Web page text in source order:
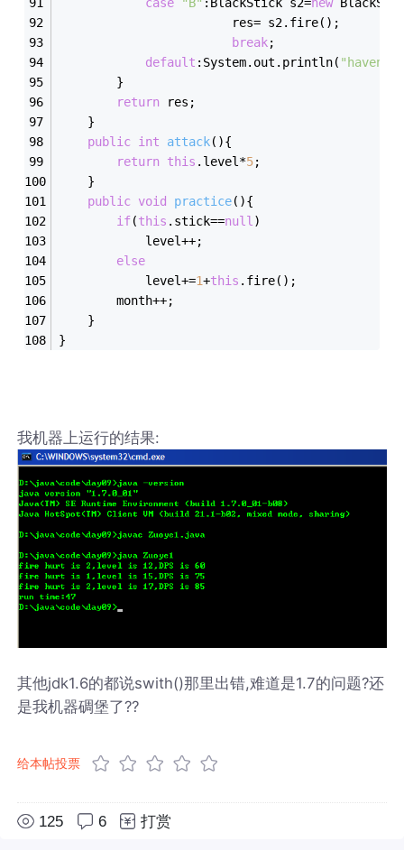
						res= s2.fire();
break;
default :System.out.println(
		}
return res;
	}
public int attack(){
return this .level*5;
	}
public void practice(){
if(this .stick==null )
			level++;
else
			level+=
1+this .fire();
		month++;
}
我机器上运行的结果:
其他jdk1.6的都说swith()那里出错,难道是1.7的问题?还
是我机器碉堡了??
给本帖投票
125 6 打赏